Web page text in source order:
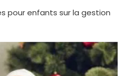
pour enfants sur la gestion